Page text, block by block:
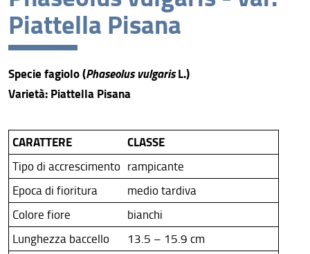
Piattella Pisana
Specie fagiolo (Phaseolus vulgarisL.)
Varietà: Piattella Pisana
CARATTERE CLASSE
Tipo di accrescimento rampicante
Epoca di fioritura
medio tardiva
Colore fiore
bianchi
Lunghezza baccello
13.5 – 15.9 cm
Visione
Assicurazione della Qualità
Persone
Bandi di gara e avvisi
AlumniUnifi Agraria
Sostenibilità
Area riservata